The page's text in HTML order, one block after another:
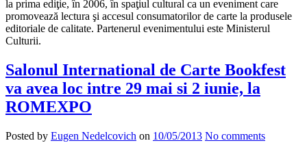
la prima ediţie, în 2006, în spaţiul cultural ca un eveniment care
promovează lectura şi accesul consumatorilor de carte la produsele
editoriale de calitate. Partenerul evenimentului este Ministerul
Culturii.
Salonul International de Carte Bookfest
va avea loc intre 29 mai si 2 iunie, la
ROMEXPO
Posted by Eugen Nedelcovich on 10/05/2013 No comments